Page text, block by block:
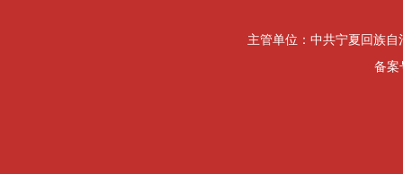
主管单位：中共宁夏回族自
备案